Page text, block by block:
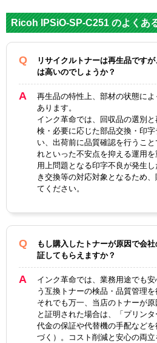
メーカ
ー
リ
対応
番
IPSiO-
SP-
C310HY
イエ
容量
IPSiO-
SP-
C310H
M マゼ
容量
カラー
イエロ
ー
マゼン
タ
ICチッ
プ
製品タ
イプ
Ricoh IPSiO-SP-C251 のよくあ
リサイクルトナーは再生品です
は高いのでしょうか？
再生品の特性上、部材の状態に
あります。
インク革命では、回収品の選別
検・必要に応じた部品交換・印
い、出荷前に品質確認を行うこ
れといった不安点を抑える運用
用上問題となる印字不良が発生
き交換等の対応対象となるため
てください。
もし購入したトナーが原因で会
証してもらえますか？
インク革命では、業務用途でも
う互換トナーの検品・品質管理を
それでも万一、当店のトナーが
と証明された場合は、「プリン
代金の保証や代替機の手配など
づく）。コスト削減と安心の両